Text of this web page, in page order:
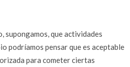
supongamos, que actividades
podríamos pensar que es aceptable
para cometer ciertas